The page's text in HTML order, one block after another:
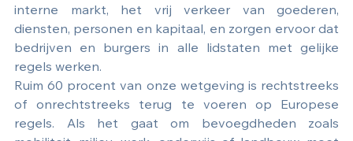
interne markt, het vrij verkeer van goederen,
diensten, personen en kapitaal, en zorgen ervoor dat
bedrijven en burgers in alle lidstaten met gelijke
regels werken.
Ruim 60 procent van onze wetgeving is rechtstreeks
of onrechtstreeks terug te voeren op Europese
regels. Als het gaat om bevoegdheden zoals